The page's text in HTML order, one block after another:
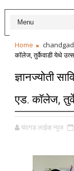
Home chandgad
कॉलेज, तुर्केवाडी येथे
ज्ञानज्योती
एड. कॉलेज,
चंदगड लाईव्ह न्युज